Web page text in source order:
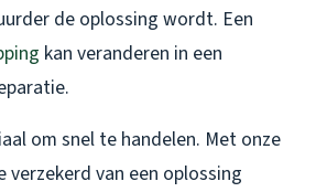
de oplossing wordt. Een
kan veranderen in een
om snel te handelen. Met onze
verzekerd van een oplossing